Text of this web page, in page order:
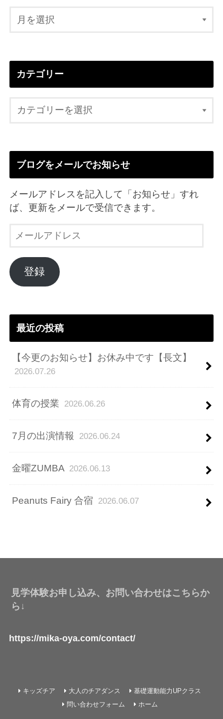
カテゴリー
ブログをメールでお知らせ
メールアドレスを記入して「お知らせ」すれ
ば、更新をメールで受信できます。
ル
ア
ド
登録
最近の投稿
【今更のお知らせ】お休み中です【長文】
2026.07.26
体育の授業 2026.06.26
7月の出演情報 2026.06.24
金曜ZUMBA 2026.06.13
Peanuts Fairy 合宿 2026.06.07
見学体験お申し込み、お問い合わせはこちらか
ら↓
https://mika-oya.com/contact/
キッズチア 大人のチアダンス
基礎運動能力UPクラス
問い合わせフォーム
ホーム